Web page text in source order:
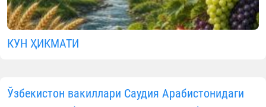
мусобақасидаўзбекистонлик иқтидорли қори
қорияларимиз иштирок этади.
мусобақаси иштирокчилари билан учрашув